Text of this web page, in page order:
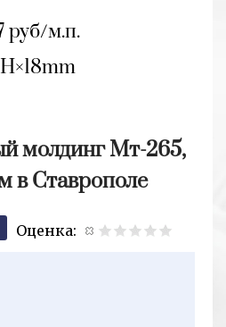
руб/м.п.
18mm
молдинг Мт-265,
в Ставрополе
Оценка: